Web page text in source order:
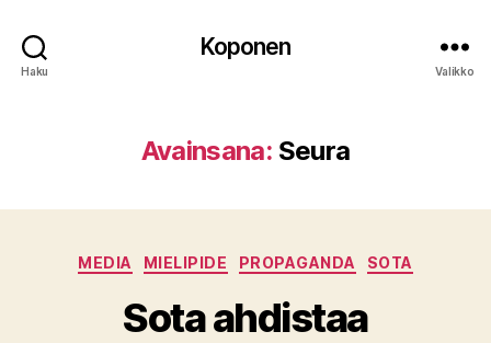
Haku
Koponen
Valikko
Avainsana: Seura
Kategoriat
MEDIA MIELIPIDE PROPAGANDA SOTA
Sota ahdistaa